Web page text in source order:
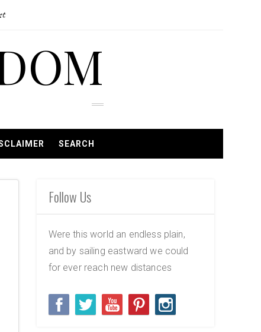
SEARCH
Follow Us
Were this world an endless plain,
and by sailing eastward we could
for ever reach new distances